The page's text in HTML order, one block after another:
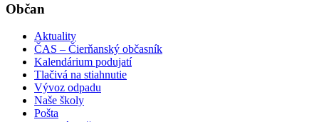
Občan
Aktuality
ČAS – Čierňanský občasník
Kalendárium podujatí
Tlačivá na stiahnutie
Vývoz odpadu
Naše školy
Pošta